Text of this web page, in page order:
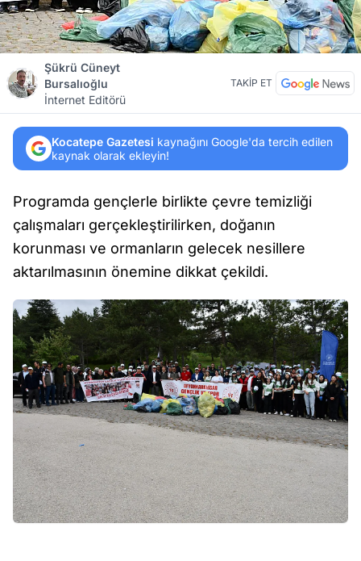
Şükrü Cüneyt
Bursalıoğlu
İnternet Editörü
TAKİP ET
Kocatepe Gazetesi kaynağını Google'da tercih edilen
kaynak olarak ekleyin!
Programda gençlerle birlikte çevre temizliği
çalışmaları gerçekleştirilirken, doğanın
korunması ve ormanların gelecek nesillere
aktarılmasının önemine dikkat çekildi.